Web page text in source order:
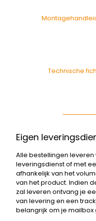
Technische
Eigen
Alle bestellingen leveren
leveringsdienst of met
afhankelijk van het
van het product. Indien
zal leveren ontvang je
van levering en een
belangrijk om je